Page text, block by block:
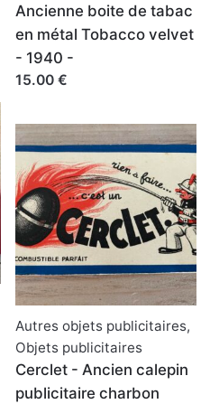
Ancienne boite de tabac
en métal Tobacco velvet
- 1940 -
15.00 €
Autres objets publicitaires,
Objets publicitaires
Cerclet - Ancien calepin
publicitaire charbon